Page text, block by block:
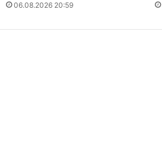
06.08.2026 20:59